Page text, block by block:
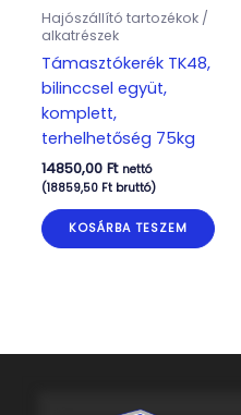
Hajószállító tartozékok /
alkatrészek
Támasztókerék TK48,
bilinccsel együt,
komplett,
terhelhetőség 75kg
14850,00 Ft nettó
(18859,50 Ftbruttó)
KOSÁRBA TESZEM